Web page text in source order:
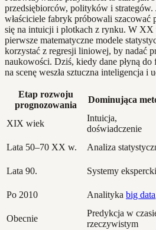
przedsiębiorców, polityków i
właściciele fabryk próbowali szacować
się na intuicji i plotkach z rynku. W XX
pierwsze matematyczne modele
korzystać z regresji liniowej, by nadać
naukowości. Dziś, kiedy dane płyną
na scenę weszła sztuczna inteligencja i
Etap rozwoju
prognozowania
Dominująca
XIX wiek
Intuicja,
doświadczenie
Lata 50–70 XX w.
Analiza
Lata 90.
Systemy
Po 2010
Analityka big data
Obecnie
Predykcja w
rzeczywistym